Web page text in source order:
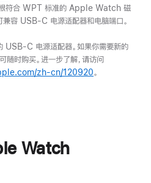
新
窗
中
打
开)
根符合 WPT 标准的 Apple Watch 磁
容 USB-C 电源适配器和电脑端口。
USB-C 电源适配器。如果你需要新的
随时购买。进一步了解，请访问
zh-cn/120920 (在
。
Watch